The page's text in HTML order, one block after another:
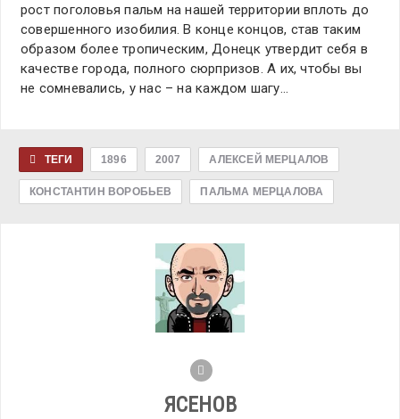
рост поголовья пальм на нашей территории вплоть до
совершенного изобилия. В конце концов, став таким
образом более тропическим, Донецк утвердит себя в
качестве города, полного сюрпризов. А их, чтобы вы
не сомневались, у нас – на каждом шагу…
ТЕГИ 1896 2007 АЛЕКСЕЙ МЕРЦАЛОВ
КОНСТАНТИН ВОРОБЬЕВ ПАЛЬМА МЕРЦАЛОВА
ЯСЕНОВ